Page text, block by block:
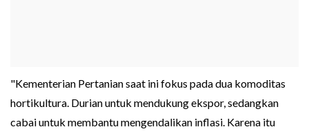
"Kementerian Pertanian saat ini fokus pada dua komoditas
hortikultura. Durian untuk mendukung ekspor, sedangkan
cabai untuk membantu mengendalikan inflasi. Karena itu